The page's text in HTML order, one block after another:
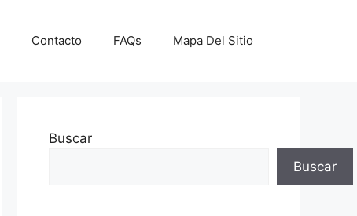
Contacto FAQs Mapa Del Sitio
Buscar
Buscar